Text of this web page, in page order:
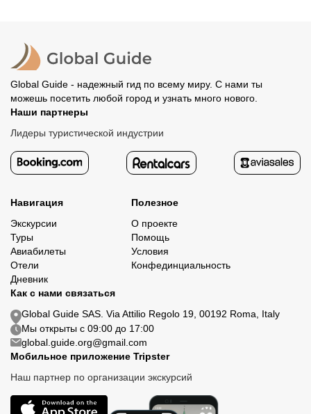
Global Guide - надежный гид по всему миру. С нами ты
можешь посетить любой город и узнать много нового.
Наши партнеры
Лидеры туристической индустрии
Навигация
Экскурсии
Туры
Авиабилеты
Отели
Дневник
Полезное
О проекте
Помощь
Условия
Конфединциальность
Как с нами связаться
Global Guide SAS. Via Attilio Regolo 19, 00192 Roma, Italy
Мы открыты с 09:00 до 17:00
global.guide.org@gmail.com
Мобильное приложение Tripster
Наш партнер по организации экскурсий